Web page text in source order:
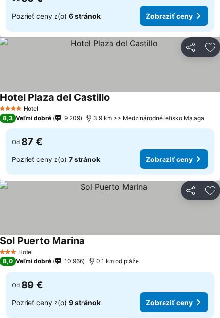
Pozrieť ceny z(o) 6 stránok Zobraziť ceny
Zdieľať
4 Počet hviezdičiek
Hotel
Hotel Plaza del Castillo
8,3 Veľmi dobré 9 209 3.9 km >> Medzinárodné letisko Malaga
Od 87 €
Pozrieť ceny z(o) 7 stránok Zobraziť ceny
Zdieľať
3 Počet hviezdičiek
Hotel
Sol Puerto Marina
8,0 Veľmi dobré 10 966 0.1 km od pláže
Od 89 €
Pozrieť ceny z(o) 9 stránok Zobraziť ceny